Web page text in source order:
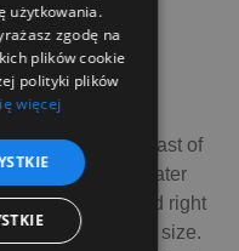
us?
located 10 km east of
town in the Greater
hall is located right
to miss due to its size.
użytkowania.
zgodę na
plików cookie
polityki plików
więcej